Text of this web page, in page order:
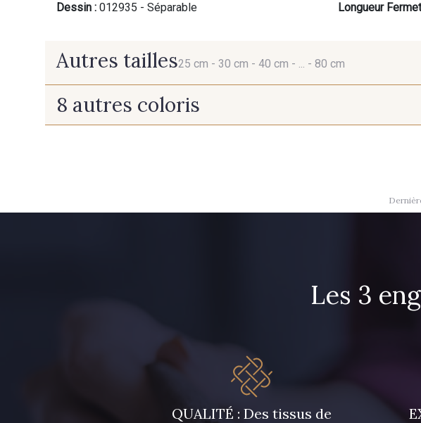
Dessin : 012935 - Séparable
Longueur
Autres tailles25 cm - 30 cm - 40 cm - ... - 80 cm
25 cm
8 autres coloris
Les 3
QUALITÉ : Des tissus de